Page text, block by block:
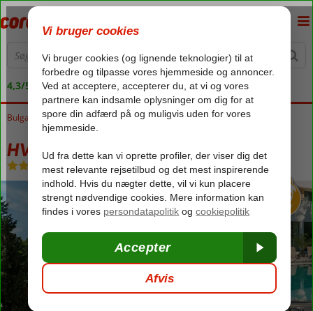
4,3/5 på Trustpilot
Forside
Bulgarien Sortehavet Sunny Beach HVD Club Hotel Bor
HVD Club Hotel Bor
Ultra All Inclusive